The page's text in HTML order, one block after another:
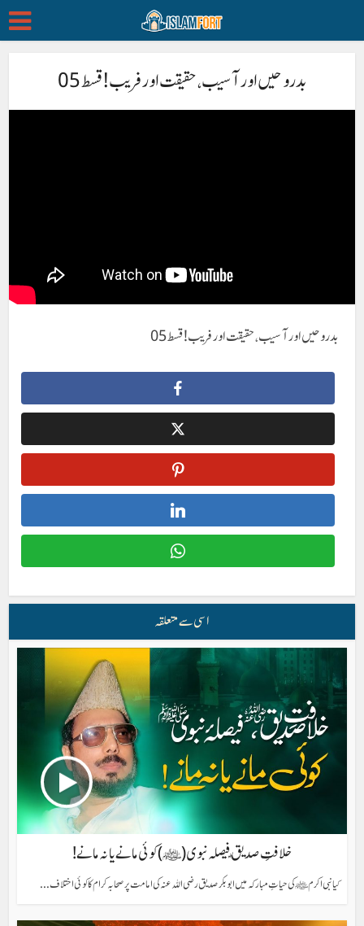
بد روحیں اور آسیب ، حقیقت اور فریب ! قسط 05
بد روحیں اور آسیب ، حقیقت اور فریب ! قسط 05
اسی سے متعلقہ
خلافتِ صدیق ؓ فیصلہ نبوی (ﷺ) کوئی مانے یا نہ مانے!
کیا نبی اکرم ﷺ کی حیاتِ مبارکہ میں ابو بکر صدیق رضی الله عنہ کی امامت پر صحابہ کرام کا کوئی اختلاف...